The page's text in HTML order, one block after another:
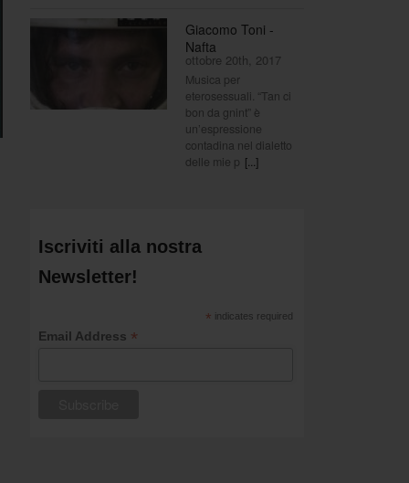
Giacomo Toni -
Nafta
ottobre 20th, 2017
Musica per
eterosessuali. “Tan ci
bon da gnint” è
un’espressione
contadina nel dialetto
delle mie p [...]
Iscriviti alla nostra
Newsletter!
* indicates required
Email Address *